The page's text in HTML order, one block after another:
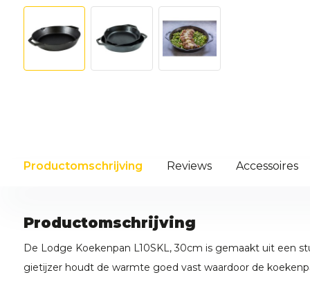
Productomschrijving Reviews Accessoires
Productomschrijving
De Lodge Koekenpan L10SKL, 30cm is gemaakt uit een
gietijzer houdt de warmte goed vast waardoor de